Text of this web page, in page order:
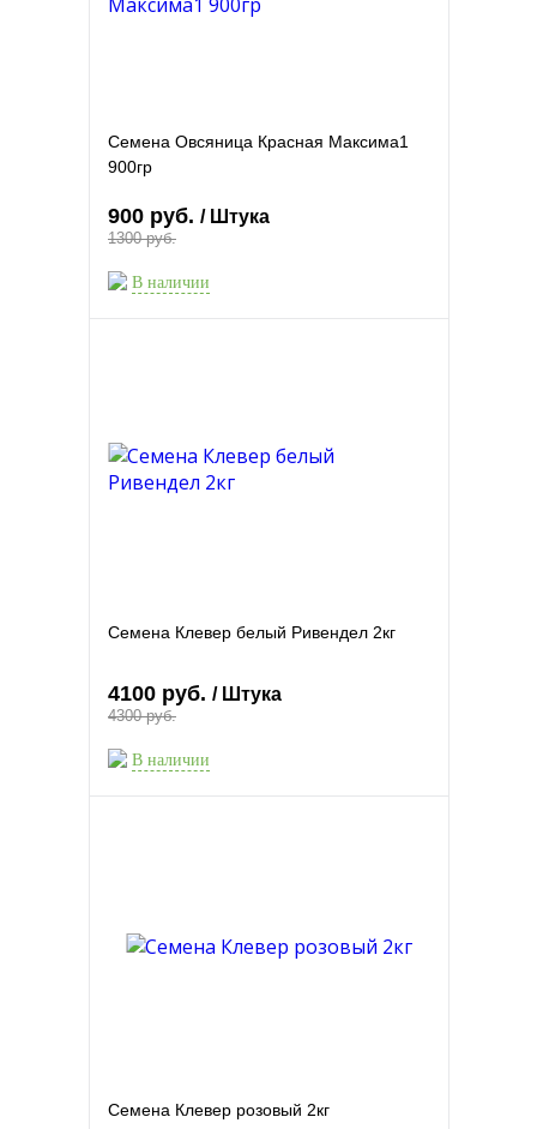
Семена Овсяница Красная Максима1
900гр
900 руб. / Штука
1300 руб.
В наличии
Семена Клевер белый Ривендел 2кг
4100 руб. / Штука
4300 руб.
В наличии
Семена Клевер розовый 2кг